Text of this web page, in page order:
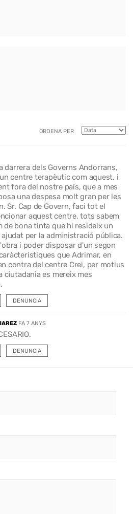
ORDENA PER
darrera dels Governs Andorrans,
centre terapèutic com aquest, i
fora del nostre país, que a mes
una despesa molt gran per les
Sr. Cap de Govern, faci tot el
aquest centre, tots sabem
de bona tinta que hi resideix un
per la administració pública.
i poder disposar d'un segon
que Adrimar, en
contra del centre Crei, per motius
ciutadania es mereix mes
DENUNCIA
FA 7 ANYS
DENUNCIA